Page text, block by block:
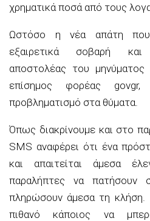
χρηματικά ποσά από τους
Ωστόσο η νέα απάτη που
εξαιρετικά σοβαρή
αποστολέας του μηνύματος
επίσημος φορέας govgr,
προβληματισμό στα θύματα.
Όπως διακρίνουμε και στο
SMS αναφέρει ότι ένα
και απαιτείται άμεσα
παραλήπτες να πατήσουν
πληρώσουν άμεσα τη κλήση.
πιθανό κάποιος να